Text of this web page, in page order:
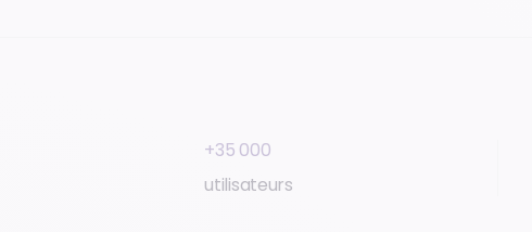
+35 000
utilisateurs